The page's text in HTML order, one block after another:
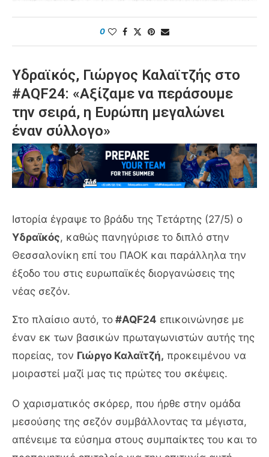
0
Υδραϊκός, Γιώργος Καλαϊτζής στο
#AQF24: «Αξίζαμε να περάσουμε
την σειρά, η Ευρώπη μεγαλώνει
έναν σύλλογο»
Ιστορία έγραψε το βράδυ της Τετάρτης (27/5) ο
Υδραϊκός, καθώς πανηγύρισε το διπλό στην
Θεσσαλονίκη επί του ΠΑΟΚ και παράλληλα την
έξοδο του στις ευρωπαϊκές διοργανώσεις της
νέας σεζόν.
Στο πλαίσιο αυτό, το #AQF24 επικοινώνησε με
έναν εκ των βασικών πρωταγωνιστών αυτής της
πορείας, τον Γιώργο Καλαϊτζή, προκειμένου να
μοιραστεί μαζί μας τις πρώτες του σκέψεις.
Ο χαρισματικός σκόρερ, που ήρθε στην ομάδα
μεσούσης της σεζόν συμβάλλοντας τα μέγιστα,
απένειμε τα εύσημα στους συμπαίκτες του και το